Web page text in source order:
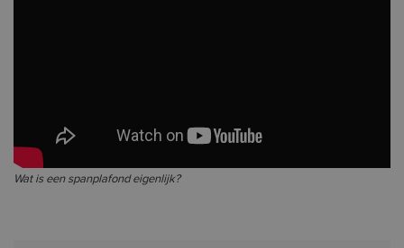
Wat is een spanplafond eigenlijk?